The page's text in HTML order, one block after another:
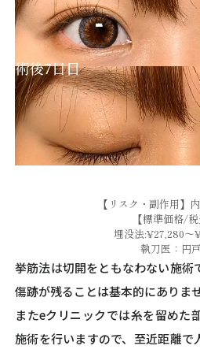
【リスク・副作用】
【標準価格/税
埋没法:¥27,280～
執刀医：円
挙筋法は切開をともなわない施術
傷跡が残ることは基本的にありませ
またeクリニックでは糸を留めた
施術を行いますので、至近距離で